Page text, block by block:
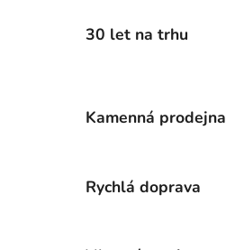
30 let na trhu
Kamenná prodejna
Rychlá doprava